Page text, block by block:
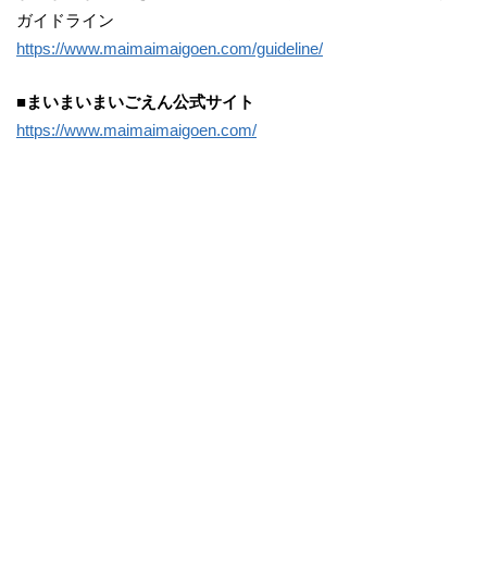
ガイドライン
https://www.maimaimaigoen.com/guideline/
■まいまいまいごえん公式サイト
https://www.maimaimaigoen.com/